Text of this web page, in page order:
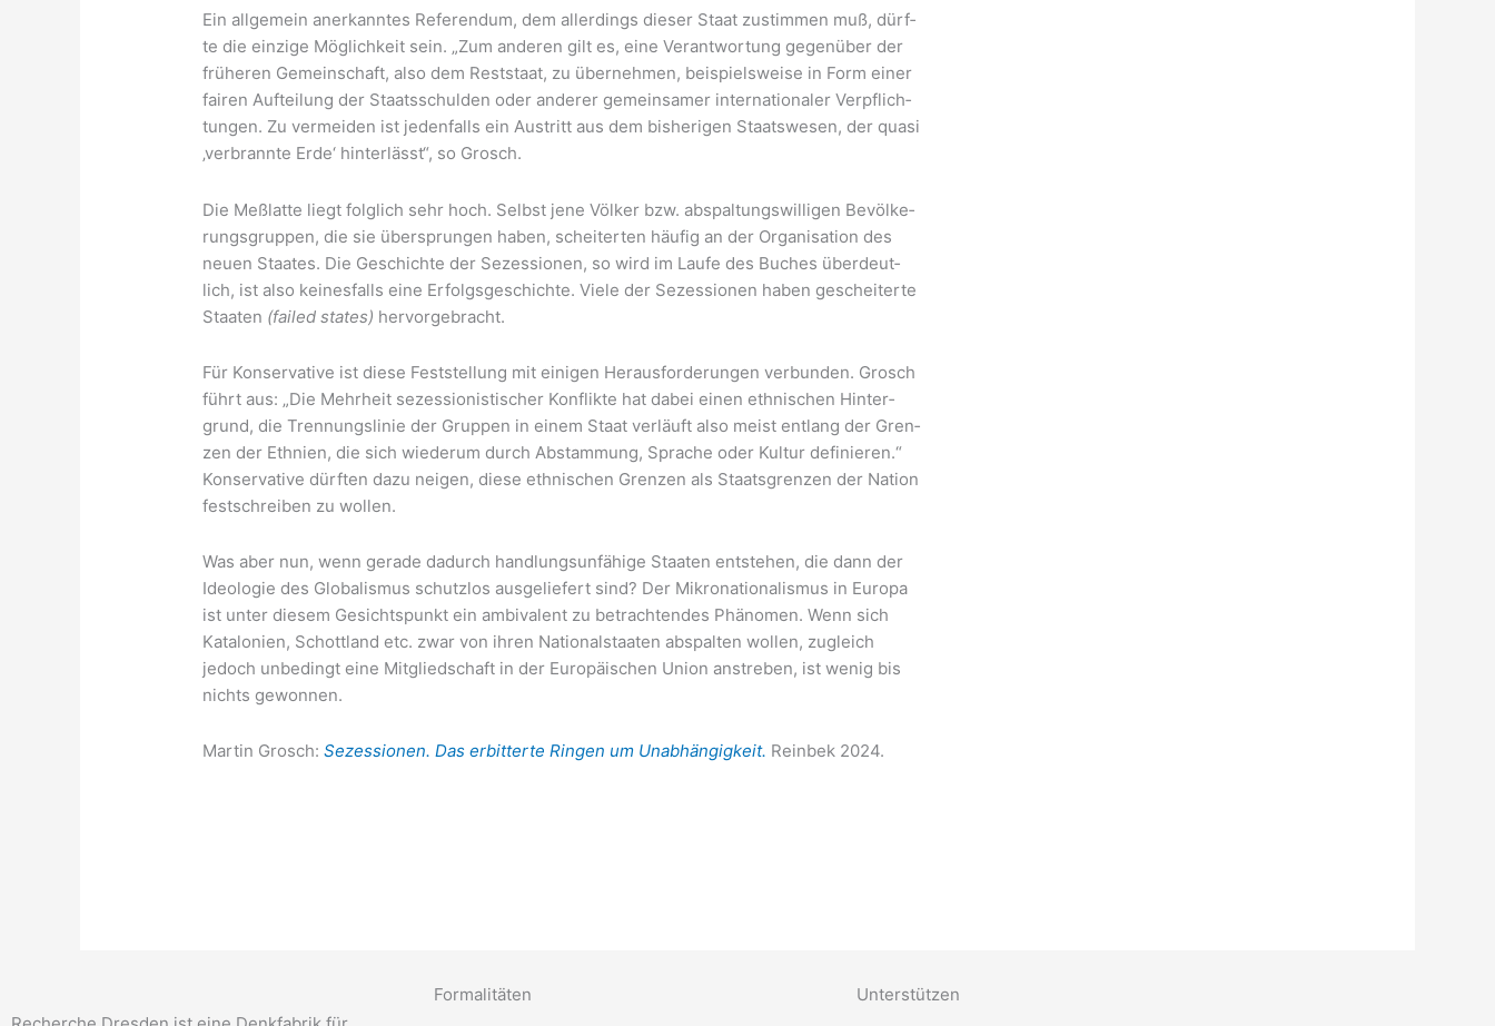
Ein all­ge­mein aner­kann­tes Refe­ren­dum, dem aller­dings die­ser Staat zustim­men muß, dürf­
te die ein­zi­ge Mög­lich­keit sein. „Zum ande­ren gilt es, eine Ver­ant­wor­tung gegen­über der
frü­he­ren Gemein­schaft, also dem Rest­staat, zu über­neh­men, bei­spiels­wei­se in Form einer
fai­ren Auf­tei­lung der Staats­schul­den oder ande­rer gemein­sa­mer inter­na­tio­na­ler Ver­pflich­
tun­gen. Zu ver­mei­den ist jeden­falls ein Aus­tritt aus dem bis­he­ri­gen Staats­we­sen, der qua­si
‚ver­brann­te Erde‘ hin­ter­lässt“, so Grosch.
Die Meß­lat­te liegt folg­lich sehr hoch. Selbst jene Völ­ker bzw. abspal­tungs­wil­li­gen Bevöl­ke­
rungs­grup­pen, die sie über­sprun­gen haben, schei­ter­ten häu­fig an der Orga­ni­sa­ti­on des
neu­en Staa­tes. Die Geschich­te der Sezes­sio­nen, so wird im Lau­fe des Buches über­deut­
lich, ist also kei­nes­falls eine Erfolgs­ge­schich­te. Vie­le der Sezes­sio­nen haben geschei­ter­te
Staa­ten (fai­led sta­tes) her­vor­ge­bracht.
Für Kon­ser­va­ti­ve ist die­se Fest­stel­lung mit eini­gen Her­aus­for­de­run­gen ver­bun­den. Grosch
führt aus: „Die Mehr­heit sezes­sio­nis­ti­scher Kon­flik­te hat dabei einen eth­ni­schen Hin­ter­
grund, die Tren­nungs­li­nie der Grup­pen in einem Staat ver­läuft also meist ent­lang der Gren­
zen der Eth­ni­en, die sich wie­der­um durch Abstam­mung, Spra­che oder Kul­tur defi­nie­ren.“
Kon­ser­va­ti­ve dürf­ten dazu nei­gen, die­se eth­ni­schen Gren­zen als Staats­gren­zen der Nati­on
fest­schrei­ben zu wollen.
Was aber nun, wenn gera­de dadurch hand­lungs­un­fä­hi­ge Staa­ten ent­ste­hen, die dann der
Ideo­lo­gie des Glo­ba­lis­mus schutz­los aus­ge­lie­fert sind? Der Mikro­na­tio­na­lis­mus in Euro­pa
ist unter die­sem Gesichts­punkt ein ambi­va­lent zu betrach­ten­des Phä­no­men. Wenn sich
Kata­lo­ni­en, Schott­land etc. zwar von ihren Natio­nal­staa­ten abspal­ten wol­len, zugleich
jedoch unbe­dingt eine Mit­glied­schaft in der Euro­päi­schen Uni­on anstre­ben, ist wenig bis
nichts gewonnen.
Mar­tin Grosch:Sezes­sio­nen. Das erbit­ter­te Rin­gen um Unab­hän­gig­keit. Rein­bek 2024.
Formalitäten Unterstützen